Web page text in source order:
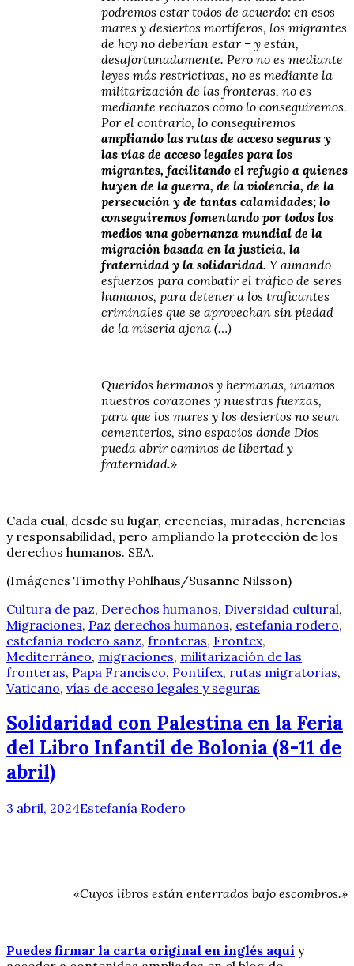
podremos estar todos de acuerdo: en esos
mares y desiertos mortíferos, los migrantes
de hoy no deberían estar – y están,
desafortunadamente. Pero no es mediante
leyes más restrictivas, no es mediante la
militarización de las fronteras, no es
mediante rechazos como lo conseguiremos.
Por el contrario, lo conseguiremos
ampliando las rutas de acceso seguras y
las vías de acceso legales para los
migrantes, facilitando el refugio a quienes
huyen de la guerra, de la violencia, de la
persecución y de tantas calamidades; lo
conseguiremos fomentando por todos los
medios una gobernanza mundial de la
migración basada en la justicia, la
fraternidad y la solidaridad. Y aunando
esfuerzos para combatir el tráfico de seres
humanos, para detener a los traficantes
criminales que se aprovechan sin piedad
de la miseria ajena (…)
Queridos hermanos y hermanas, unamos
nuestros corazones y nuestras fuerzas,
para que los mares y los desiertos no sean
cementerios, sino espacios donde Dios
pueda abrir caminos de libertad y
fraternidad.»
Cada cual, desde su lugar, creencias, miradas, herencias
y responsabilidad, pero ampliando la protección de los
derechos humanos. SEA.
(Imágenes Timothy Pohlhaus/Susanne Nilsson)
Cultura de paz, Derechos humanos, Diversidad cultural,
Migraciones, Paz derechos humanos, estefanía rodero,
estefanía rodero sanz, fronteras, Frontex,
Mediterráneo, migraciones, militarización de las
fronteras, Papa Francisco, Pontifex, rutas migratorias,
Vaticano, vías de acceso legales y seguras
Solidaridad con Palestina en la Feria
del Libro Infantil de Bolonia (8-11 de
abril)
3 abril, 2024Estefanía Rodero
«Cuyos libros están enterrados bajo escombros.»
Puedes firmar la carta original en inglés aquí y